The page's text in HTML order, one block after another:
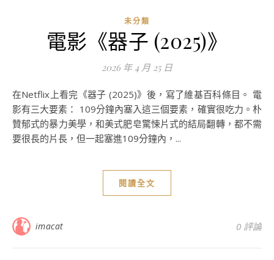
未分類
電影《器子 (2025)》
2026 年 4 月 25 日
在Netflix上看完《器子 (2025)》後，寫了維基百科條目。 電
影有三大要素： 109分鐘內塞入這三個要素，確實很吃力。朴
贊郁式的暴力美學，和美式肥皂驚悚片式的結局翻轉，都不需
要很長的片長，但一起塞進109分鐘內，...
閱讀全文
imacat 0 評論